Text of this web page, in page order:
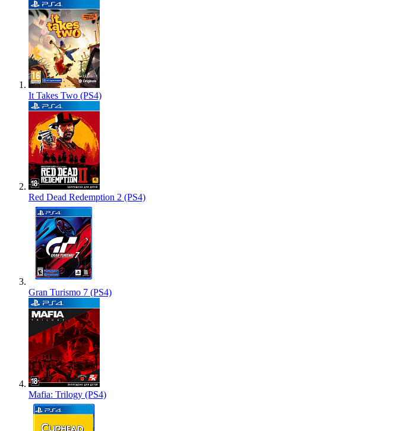
It Takes Two (PS4)
Red Dead Redemption 2 (PS4)
Gran Turismo 7 (PS4)
Mafia: Trilogy (PS4)